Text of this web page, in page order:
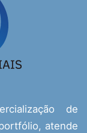
de
atende